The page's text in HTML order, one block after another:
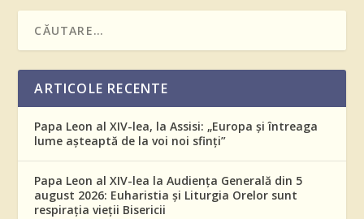
ARTICOLE RECENTE
Papa Leon al XIV-lea, la Assisi: „Europa și întreaga
lume așteaptă de la voi noi sfinți”
Papa Leon al XIV-lea la Audiența Generală din 5
august 2026: Euharistia și Liturgia Orelor sunt
respirația vieții Bisericii